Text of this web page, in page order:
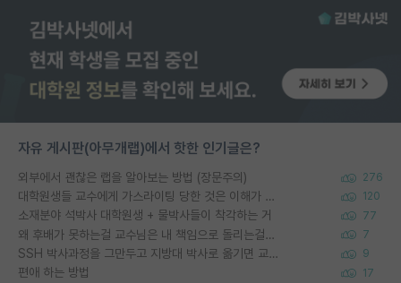
자유 게시판(아무개랩)에서 핫한 인기글은?
외부에서 괜찮은 랩을 알아보는 방법 (장문주의) 276
대학원생들 교수에게 가스라이팅 당한 것은 이해가 갑니다. 안타깝네요. 120
소재분야 석박사 대학원생 + 물박사들이 착각하는 거 77
왜 후배가 못하는걸 교수님은 내 책임으로 돌리는걸까요? 7
SSH 박사과정을 그만두고 지방대 박사로 옮기면 교수의 꿈은 끝일까요? 9
편애 하는 방법 17